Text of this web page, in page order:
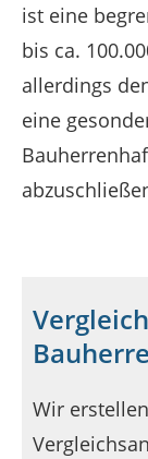
ist eine
bis ca.
allerdings
eine
Wir